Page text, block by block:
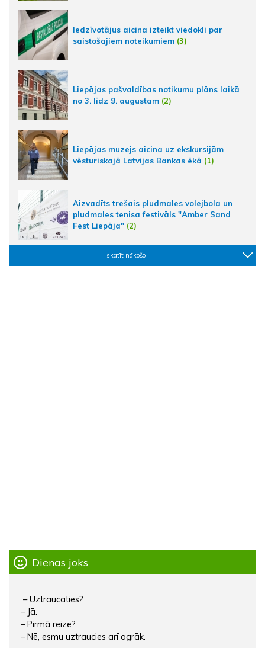
Iedzīvotājus aicina izteikt viedokli par
saistošajiem noteikumiem (3)
Liepājas pašvaldības notikumu plāns laikā
no 3. līdz 9. augustam (2)
Liepājas muzejs aicina uz ekskursijām
vēsturiskajā Latvijas Bankas ēkā (1)
Aizvadīts trešais pludmales volejbola un
pludmales tenisa festivāls "Amber Sand
Fest Liepāja" (2)
skatīt nākošo
Dienas joks
– Uztraucaties?
– Jā.
– Pirmā reize?
– Nē, esmu uztraucies arī agrāk.